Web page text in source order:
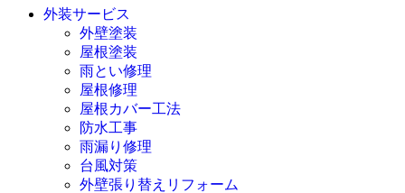
外装サービス
外壁塗装
屋根塗装
雨とい修理
屋根修理
屋根カバー工法
防水工事
雨漏り修理
台風対策
外壁張り替えリフォーム